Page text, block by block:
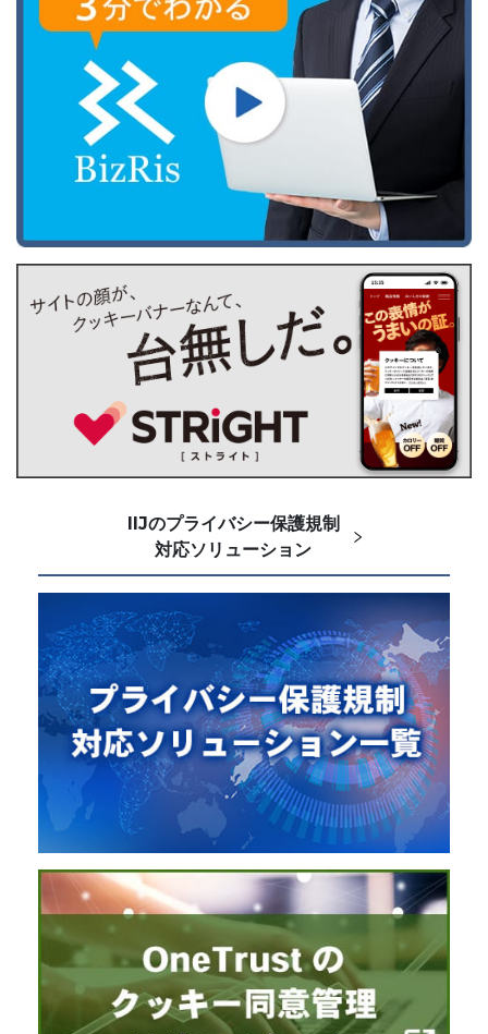
IIJのプライバシー保護規制
対応ソリューション